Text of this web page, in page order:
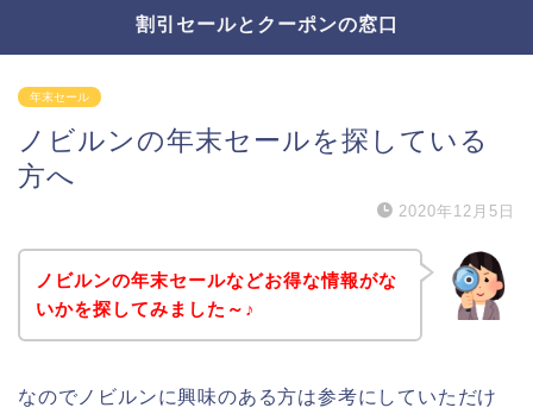
割引セールとクーポンの窓口
年末セール
ノビルンの年末セールを探している
方へ
2020年12月5日
ノビルンの年末セールなどお得な情報がな
いかを探してみました～♪
なのでノビルンに興味のある方は参考にしていただけ